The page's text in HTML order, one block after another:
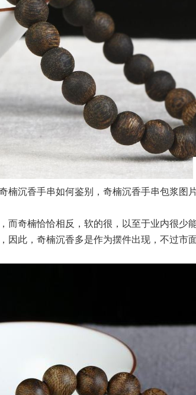
楠沉香手串如何鉴别，奇楠沉香手串包浆图
而奇楠恰恰相反，软的很，以至于业内很少
因此，奇楠沉香多是作为摆件出现，不过市